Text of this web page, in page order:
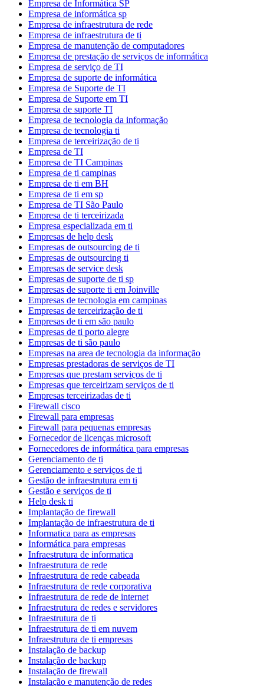
Empresa de Informática SP
Empresa de informática sp
Empresa de infraestrutura de rede
Empresa de infraestrutura de ti
Empresa de manutenção de computadores
Empresa de prestação de serviços de informática
Empresa de serviço de TI
Empresa de suporte de informática
Empresa de Suporte de TI
Empresa de Suporte em TI
Empresa de suporte TI
Empresa de tecnologia da informação
Empresa de tecnologia ti
Empresa de terceirização de ti
Empresa de TI
Empresa de TI Campinas
Empresa de ti campinas
Empresa de ti em BH
Empresa de ti em sp
Empresa de TI São Paulo
Empresa de ti terceirizada
Empresa especializada em ti
Empresas de help desk
Empresas de outsourcing de ti
Empresas de outsourcing ti
Empresas de service desk
Empresas de suporte de ti sp
Empresas de suporte ti em Joinville
Empresas de tecnologia em campinas
Empresas de terceirização de ti
Empresas de ti em são paulo
Empresas de ti porto alegre
Empresas de ti são paulo
Empresas na area de tecnologia da informação
Empresas prestadoras de serviços de TI
Empresas que prestam serviços de ti
Empresas que terceirizam serviços de ti
Empresas terceirizadas de ti
Firewall cisco
Firewall para empresas
Firewall para pequenas empresas
Fornecedor de licenças microsoft
Fornecedores de informática para empresas
Gerenciamento de ti
Gerenciamento e serviços de ti
Gestão de infraestrutura em ti
Gestão e serviços de ti
Help desk ti
Implantação de firewall
Implantação de infraestrutura de ti
Informatica para as empresas
Informática para empresas
Infraestrutura de informatica
Infraestrutura de rede
Infraestrutura de rede cabeada
Infraestrutura de rede corporativa
Infraestrutura de rede de internet
Infraestrutura de redes e servidores
Infraestrutura de ti
Infraestrutura de ti em nuvem
Infraestrutura de ti empresas
Instalação de backup
Instalação de backup
Instalação de firewall
Instalação e manutenção de redes